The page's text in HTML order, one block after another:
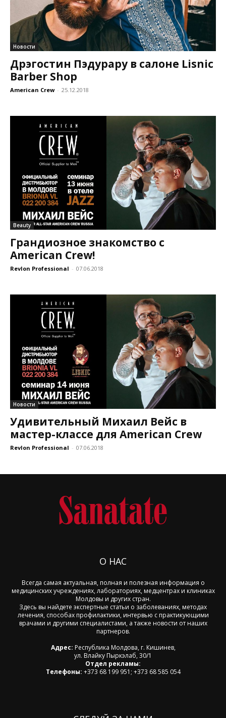
Новости
Дрэгостин Пэдурару в салоне Lisnic
Barber Shop
American Crew - 25.12.2018
Beauty
Грандиозное знакомство с
American Crew!
Revlon Professional - 07.06.2018
Новости
Удивительный Михаил Вейс в
мастер-классе для American Crew
Revlon Professional - 07.06.2018
О НАС
Всегда самая актуальная, полная и полезная информация о
медицинских учреждениях, лабораториях, медцентрах и клиниках
Молдовы и других стран.
Здесь вы найдете экспертные статьи о заболеваниях, методах
лечения, способах профилактики, интервью с практикующими
врачами и другими специалистами, а также новости от наших
партнеров.
Адрес: Республика Молдова, г. Кишинев,
ул. Влайку Пыркэлаб, 30/1
Отдел рекламы:
Телефоны: +373 68 199 951; +373 68 585 054